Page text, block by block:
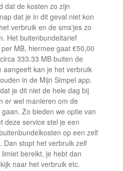
dat de kosten zo zijn
dat je in dit geval niet kon
verbruik en de sms'jes zo
Het buitenbundeltarief
MB, hiermee gaat €50,00
333.33 MB buiten de
aangeeft kan je het verbruik
in de Mijn Simpel app.
je dit niet de hele dag bij
er wel manieren om de
Zo bieden we optie van
deze service stel je een
op een zelf
Dan stopt het verbruik zelf
bereikt, je hebt dan
naar het verbruik etc.